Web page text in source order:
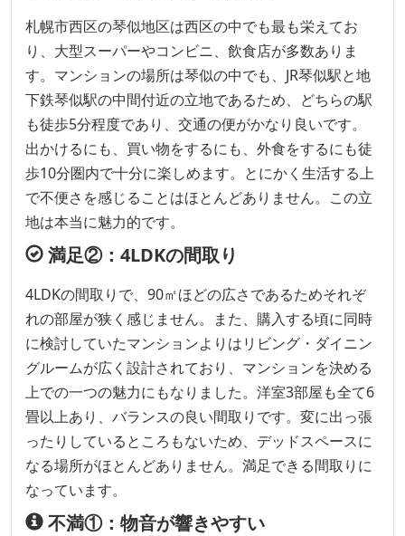
札幌市西区の琴似地区は西区の中でも最も栄えてお
り、大型スーパーやコンビニ、飲食店が多数ありま
す。マンションの場所は琴似の中でも、JR琴似駅と地
下鉄琴似駅の中間付近の立地であるため、どちらの駅
も徒歩5分程度であり、交通の便がかなり良いです。
出かけるにも、買い物をするにも、外食をするにも徒
歩10分圏内で十分に楽しめます。とにかく生活する上
で不便さを感じることはほとんどありません。この立
地は本当に魅力的です。
満足②：4LDKの間取り
4LDKの間取りで、90㎡ほどの広さであるためそれぞ
れの部屋が狭く感じません。また、購入する頃に同時
に検討していたマンションよりはリビング・ダイニン
グルームが広く設計されており、マンションを決める
上での一つの魅力にもなりました。洋室3部屋も全て6
畳以上あり、バランスの良い間取りです。変に出っ張
ったりしているところもないため、デッドスペースに
なる場所がほとんどありません。満足できる間取りに
なっています。
不満①：物音が響きやすい